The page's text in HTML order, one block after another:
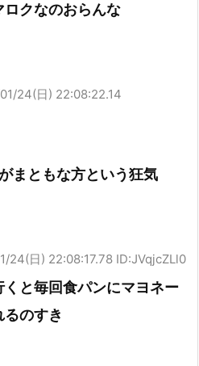
ロクなのおらんな
24(日) 22:08:22.14
まともな方という狂気
24(日) 22:08:17.78 ID:JVqjcZLl0
と毎回食パンにマヨネー
のすき